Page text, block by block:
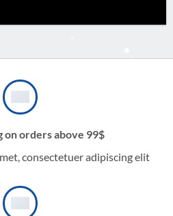
on orders above 99$
consectetuer adipiscing elit